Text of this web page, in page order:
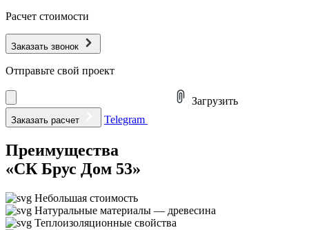
Расчет стоимости
Заказать звонок
Отправьте свой проект
Загрузить
Заказать расчет Telegram
Преимущества
«СК Брус Дом 53»
Небольшая стоимость
Натуральные материалы — древесина
Теплоизоляционные свойства